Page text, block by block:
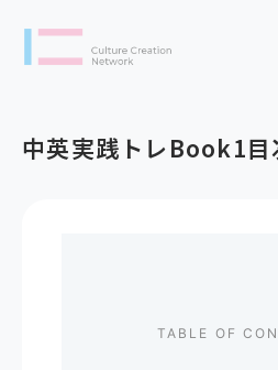
中英実践トレBook1
TABLE OF